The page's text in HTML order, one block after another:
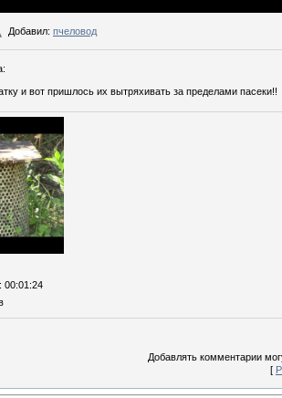
Добавил: пчеловод
:
и вот пришлось их вытряхивать за пределами пасеки!!
: 00:01:24
Добавлять комментарии
[